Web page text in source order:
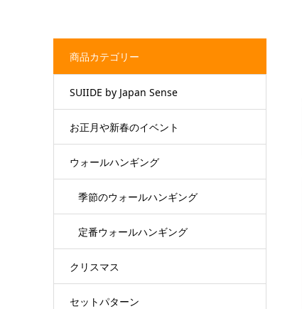
商品カテゴリー
SUIIDE by Japan Sense
お正月や新春のイベント
ウォールハンギング
季節のウォールハンギング
定番ウォールハンギング
クリスマス
セットパターン